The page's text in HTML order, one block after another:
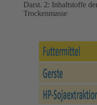
Darst. 2: Inhaltstoffe
Trockenmasse